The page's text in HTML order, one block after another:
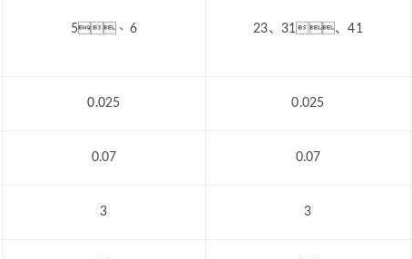
5、6 23、31、41
0.025 0.025
0.07 0.07
3 3